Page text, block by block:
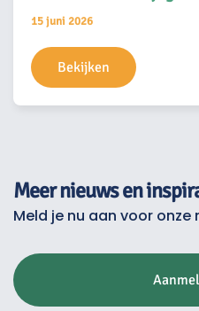
15 juni 2026
Bekijken
Meer nieuws en
Meld je nu aan voor